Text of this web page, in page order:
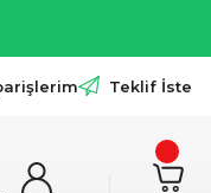
Teklif İste